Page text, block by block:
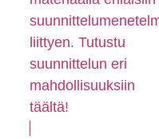
liittyen. Tutustu
suunnittelun eri
mahdollisuuksiin
täältä!